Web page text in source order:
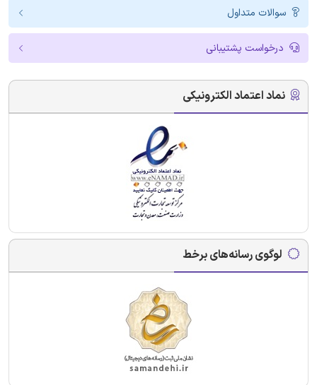
سوالات متداول
درخواست پشتیبانی
نماد اعتماد الکترونیکی
لوگوی رسانه‌های برخط